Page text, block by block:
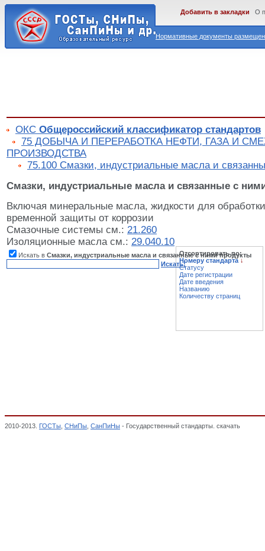
Нормативные документы
Добавить в закладки О
ОКС Общероссийский классификатор стандартов
75 ДОБЫЧА И ПЕРЕРАБОТКА НЕФТИ, ГАЗА И
ПРОИЗВОДСТВА
75.100 Смазки, индустриальные масла и
Смазки, индустриальные масла и связанные с
Включая минеральные масла, жидкости для
временной защиты от коррозии
Смазочные системы см.: 21.260
Изоляционные масла см.: 29.040.10
Искать в Смазки, индустриальные масла и связанные с ними продукты
Искать!
Отсортировать по:
Номеру стандарта ↓
Статусу
Дате регистрации
Дате введения
Названию
Количеству страниц
2010-2013. ГОСТы СНиПы СанПиНы - Государственный стандарты. скачать